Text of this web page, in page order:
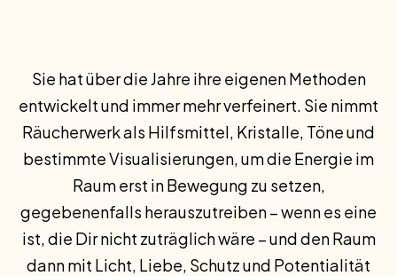
Sie hat über die Jahre ihre eigenen Methoden
entwickelt und immer mehr verfeinert. Sie nimmt
Räucherwerk als Hilfsmittel, Kristalle, Töne und
bestimmte Visualisierungen, um die Energie im
Raum erst in Bewegung zu setzen,
gegebenenfalls herauszutreiben – wenn es eine
ist, die Dir nicht zuträglich wäre – und den Raum
dann mit Licht, Liebe, Schutz und Potentialität